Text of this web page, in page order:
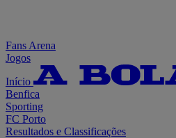
Fans Arena
Jogos
Início
Benfica
Sporting
FC Porto
Resultados e Classificações